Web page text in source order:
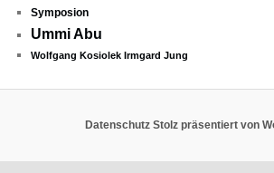
Symposion
Ummi Abu
Wolfgang Kosiolek Irmgard Jung
Datenschutz Stolz präsentiert von